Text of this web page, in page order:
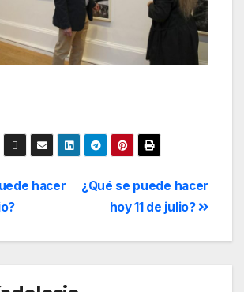
¿Qué se puede hacer
hoy 11 de julio?
hacer